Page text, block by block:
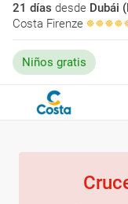
21 días desde Dubái
Costa Firenze
Niños gratis